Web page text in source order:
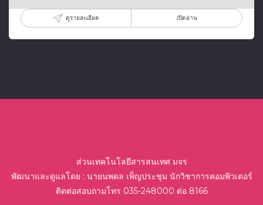
ดูรายละเอียด เปิดอ่าน
ส่วนเทคโนโลยีสารสนเทศ มจร
พัฒนาและดูแลโดย : นายนพดล เพ็ญประชุม นักวิชาการคอมพิวเตอร์
ติดต่อสอบถามโทร 035-248000 ต่อ 8166